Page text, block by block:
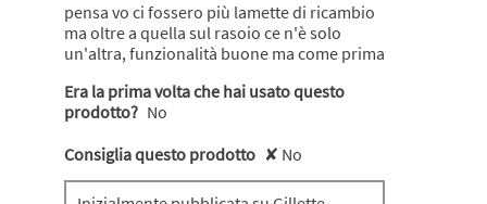
pensa vo ci fossero più lamette di ricambio
ma oltre a quella sul rasoio ce n'è solo
un'altra, funzionalità buone ma come prima
Era la prima volta che hai usato questo
prodotto? No
Consiglia questo prodotto ✘ No